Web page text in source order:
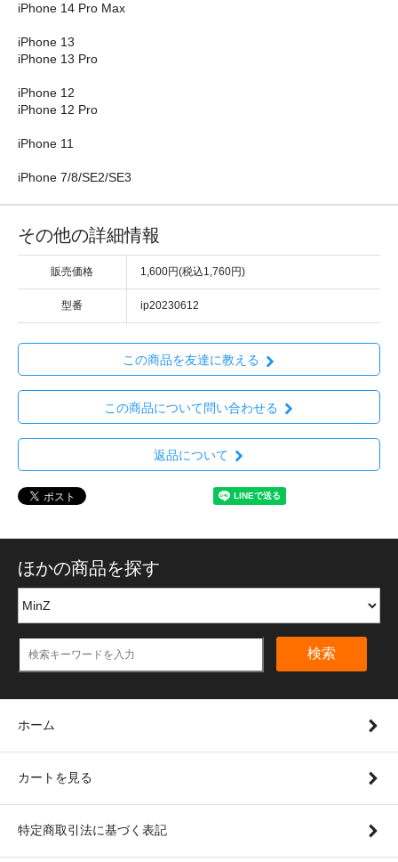
iPhone 14 Pro Max
iPhone 13
iPhone 13 Pro
iPhone 12
iPhone 12 Pro
iPhone 11
iPhone 7/8/SE2/SE3
その他の詳細情報
販売価格 1,600円(税込1,760円)
型番 ip20230612
この商品を友達に教える
この商品について問い合わせる
返品について
ほかの商品を探す
検索
ホーム
カートを見る
特定商取引法に基づく表記